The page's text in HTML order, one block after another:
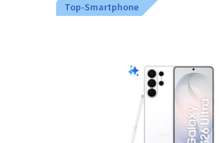
Top-Smartphone